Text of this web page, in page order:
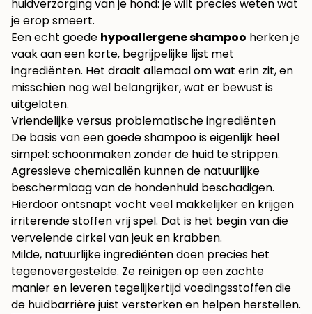
huidverzorging van je hond: je wilt precies weten wat
je erop smeert.
Een echt goede hypoallergene shampoo herken je
vaak aan een korte, begrijpelijke lijst met
ingrediënten. Het draait allemaal om wat erin zit, en
misschien nog wel belangrijker, wat er bewust is
uitgelaten.
Vriendelijke versus problematische ingrediënten
De basis van een goede shampoo is eigenlijk heel
simpel: schoonmaken zonder de huid te strippen.
Agressieve chemicaliën kunnen de natuurlijke
beschermlaag van de hondenhuid beschadigen.
Hierdoor ontsnapt vocht veel makkelijker en krijgen
irriterende stoffen vrij spel. Dat is het begin van die
vervelende cirkel van jeuk en krabben.
Milde, natuurlijke ingrediënten doen precies het
tegenovergestelde. Ze reinigen op een zachte
manier en leveren tegelijkertijd voedingsstoffen die
de huidbarrière juist versterken en helpen herstellen.